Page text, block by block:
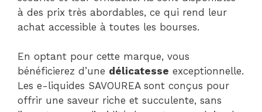
à des prix très abordables, ce qui rend leur
achat accessible à toutes les bourses.
En optant pour cette marque, vous
bénéficierez d’une délicatesse exceptionnelle.
Les e-liquides SAVOUREA sont conçus pour
offrir une saveur riche et succulente, sans